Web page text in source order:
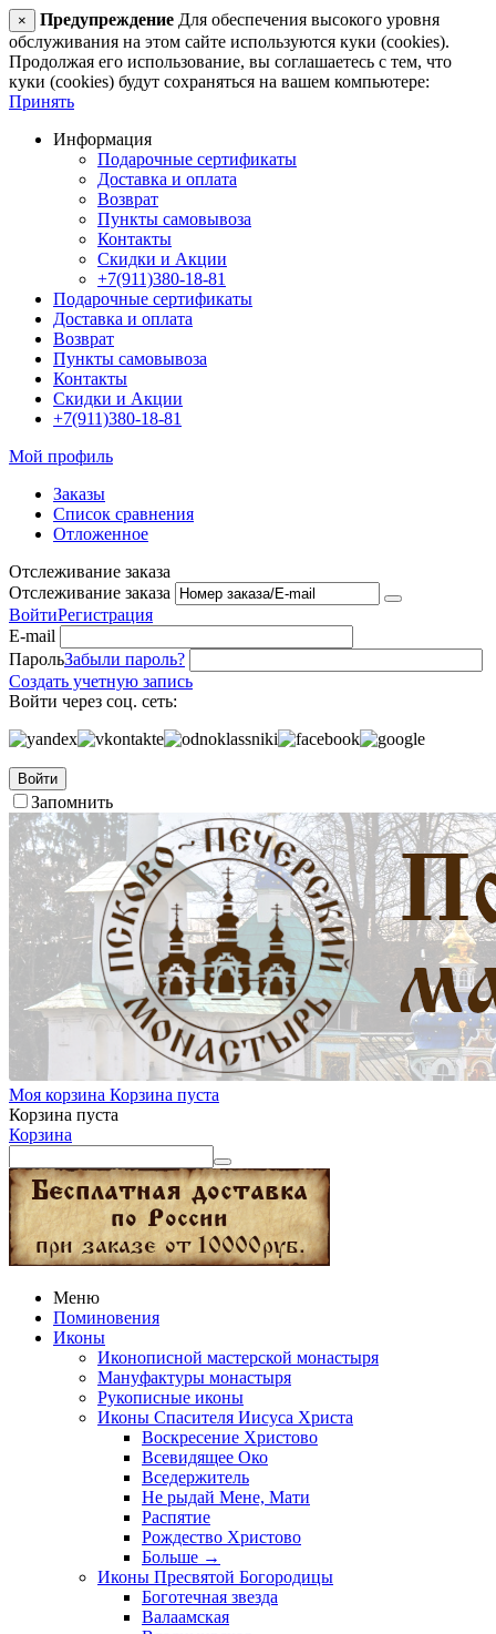
× Предупреждение Для обеспечения высокого уровня
обслуживания на этом сайте используются куки (cookies).
Продолжая его использование, вы соглашаетесь с тем, что
куки (cookies) будут сохраняться на вашем компьютере:
Принять
Информация
Подарочные сертификаты
Доставка и оплата
Возврат
Пункты самовывоза
Контакты
Скидки и Акции
+7(911)380-18-81
Подарочные сертификаты
Доставка и оплата
Возврат
Пункты самовывоза
Контакты
Скидки и Акции
+7(911)380-18-81
Мой профиль
Заказы
Список сравнения
Отложенное
Отслеживание заказа
Отслеживание заказа
ВойтиРегистрация
E-mail
ПарольЗабыли пароль?
Создать учетную запись
Войти через соц. сеть:
Войти
Запомнить
Моя корзина Корзина пуста
Корзина пуста
Корзина
Меню
Поминовения
Иконы
Иконописной мастерской монастыря
Мануфактуры монастыря
Рукописные иконы
Иконы Спасителя Иисуса Христа
Воскресение Христово
Всевидящее Око
Вседержитель
Не рыдай Мене, Мати
Распятие
Рождество Христово
Больше →
Иконы Пресвятой Богородицы
Боготечная звезда
Валаамская